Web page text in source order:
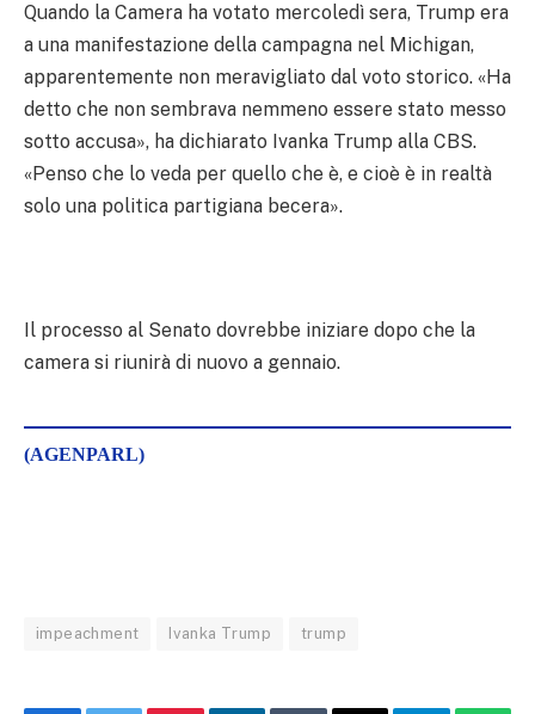
Quando la Camera ha votato mercoledì sera, Trump era
a una manifestazione della campagna nel Michigan,
apparentemente non meravigliato dal voto storico. «Ha
detto che non sembrava nemmeno essere stato messo
sotto accusa», ha dichiarato Ivanka Trump alla CBS.
«Penso che lo veda per quello che è, e cioè è in realtà
solo una politica partigiana becera».
Il processo al Senato dovrebbe iniziare dopo che la
camera si riunirà di nuovo a gennaio.
(AGENPARL)
impeachment Ivanka Trump trump